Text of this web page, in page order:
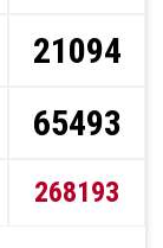
21094
65493
268193